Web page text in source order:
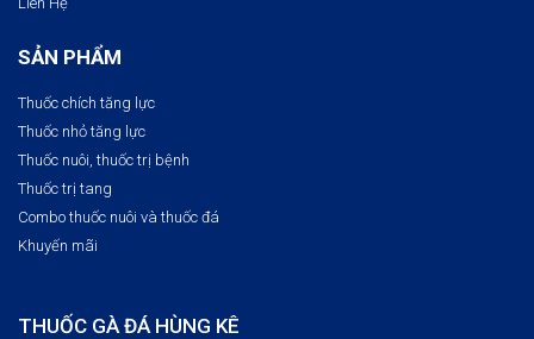
SẢN PHẨM
Thuốc chích tăng lực
Thuốc nhỏ tăng lực
Thuốc nuôi, thuốc trị bệnh​
Thuốc trị tang
Combo thuốc nuôi và thuốc đá
Khuyến mãi
THUỐC GÀ ĐÁ HÙNG KÊ